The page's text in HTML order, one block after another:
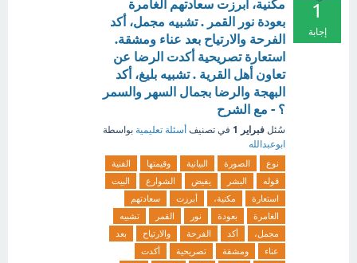
1
إجابة
مكنية، أبرزت سعادتهم الغامرة
بعودة نور القمر . تشبيه مجمل، أكد
الفرحة والارتياح بعد عناء ومشقة.
استعارة تصريحية أكدت الرضا عن
تعاون أهل القرية . تشبيه بليغ، أكد
البهجة والرضا بجمال السهر والسمر
؟ - مع الشرح
سُئل فبراير 1 في تصنيف أسئلة تعليمية بواسطة
ابوعبدالله
نوع الصورة البيانية وقيمتها
الفنية
قوله
البشر يفيض الشوارع
البيت
استعارة
مكنية، أبرزت
سعادتهم
الغامرة
بعودة نور القمر
تشبيه
مجمل،
أكد الفرحة والارتياح
بعد
عناء
ومشقة تصريحية
أكدت